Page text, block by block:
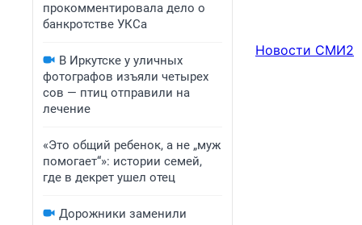
прокомментировала дело о
банкротстве УКСа
В Иркутске у уличных
фотографов изъяли четырех
сов — птиц отправили на
лечение
«Это общий ребенок, а не „муж
помогает“»: истории семей,
где в декрет ушел отец
Дорожники заменили
Новости СМИ2